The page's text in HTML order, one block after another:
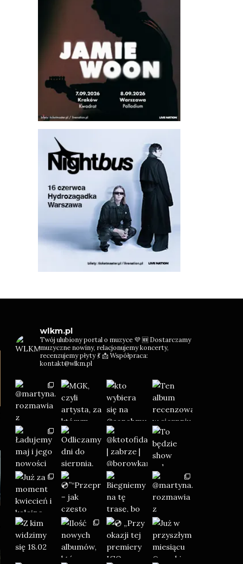
wlkm.pl
Twój ulubiony portal o muzyce 💜 🆕 Dostarczamy
muzyczne nowiny, relacjonujemy koncerty,
recenzujemy płyty 💃📩 Współpraca:
kontakt@wlkm.pl